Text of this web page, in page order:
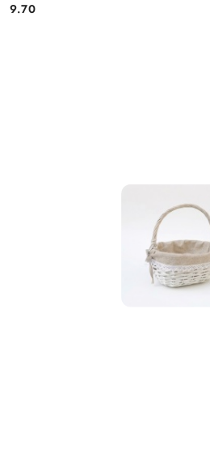
Cena:
9.70